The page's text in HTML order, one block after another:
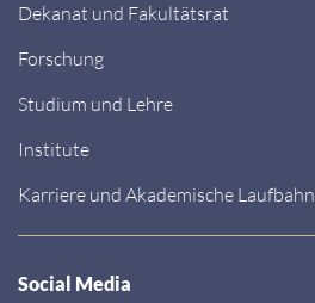
Dekanat und Fakultätsrat
Forschung
Studium und Lehre
Institute
Karriere und Akademische Laufbahn
Social Media